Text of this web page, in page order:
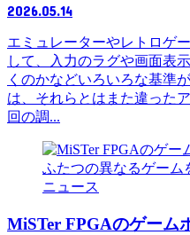
2026.05.14
エミュレーターやレトロゲ
して、入力のラグや画面表
くのかなどいろいろな基準
は、それらとはまた違った
回の調...
ニュース
MiSTer FPGAのゲーム